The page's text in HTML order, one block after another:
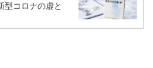
型コロナの虚と